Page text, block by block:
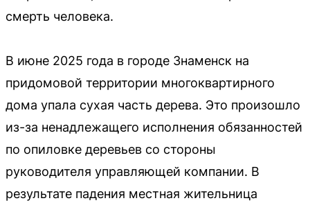
смерть человека.
В июне 2025 года в городе Знаменск на
придомовой территории многоквартирного
дома упала сухая часть дерева. Это произошло
из-за ненадлежащего исполнения обязанностей
по опиловке деревьев со стороны
руководителя управляющей компании. В
результате падения местная жительница